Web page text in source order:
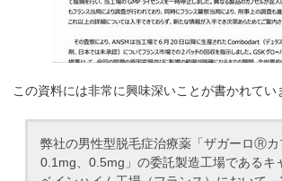
この資料には非常に興味深いことが書かれてい
弊社の男性型脱毛症治療薬「ザガーロⓇカ
0.1mg、0.5mg」の委託製造工場であるキ